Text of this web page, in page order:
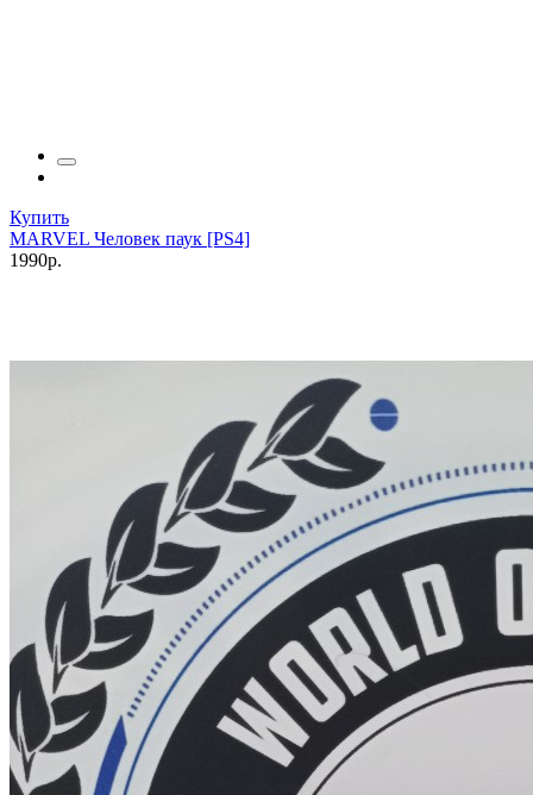
Купить
MARVEL Человек паук [PS4]
1990р.